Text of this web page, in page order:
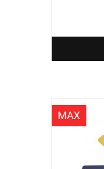
MAX